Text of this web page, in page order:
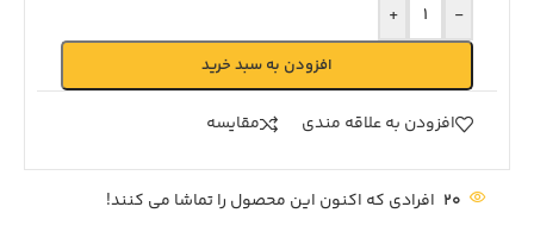
-
+
افزودن به سبد خرید
افزودن به علاقه مندی مقايسه
20 افرادی که اکنون این محصول را تماشا می کنند!